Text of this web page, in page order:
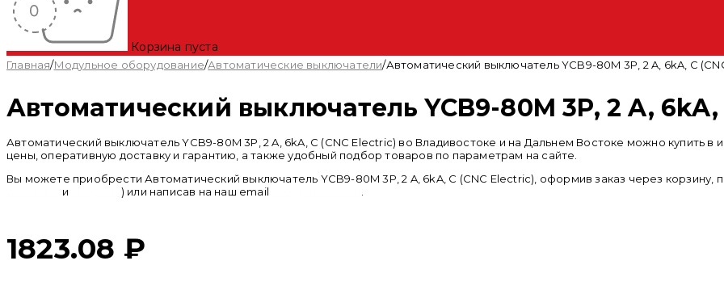
Корзина пуста
Главная/Модульное оборудование/Автоматические выключатели/Автоматический выключатель YCB9-80M 3P, 2 A, 6kA, C
Автоматический выключатель YCB9-80M 3P, 2 A, 6kA,
Автоматический выключатель YCB9-80M 3P, 2 A, 6kA, C (CNC Electric) во Владивостоке и на Дальнем Востоке можно купить
цены, оперативную доставку и гарантию, а также удобный подбор товаров по параметрам на сайте.
Вы можете приобрести Автоматический выключатель YCB9-80M 3P, 2 A, 6kA, C (CNC Electric), оформив заказ через корзину,
и ) или написав на наш email
1823.08 ₽